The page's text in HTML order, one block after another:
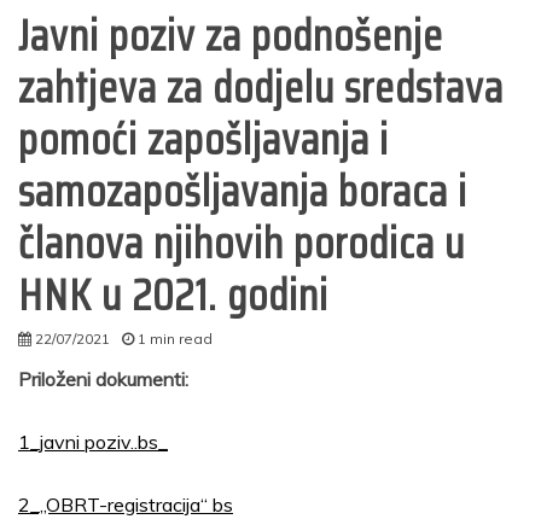
Javni poziv za podnošenje
zahtjeva za dodjelu sredstava
pomoći zapošljavanja i
samozapošljavanja boraca i
članova njihovih porodica u
HNK u 2021. godini
22/07/2021
1 min read
Priloženi dokumenti:
1_javni poziv..bs_
2_„OBRT-registracija“ bs